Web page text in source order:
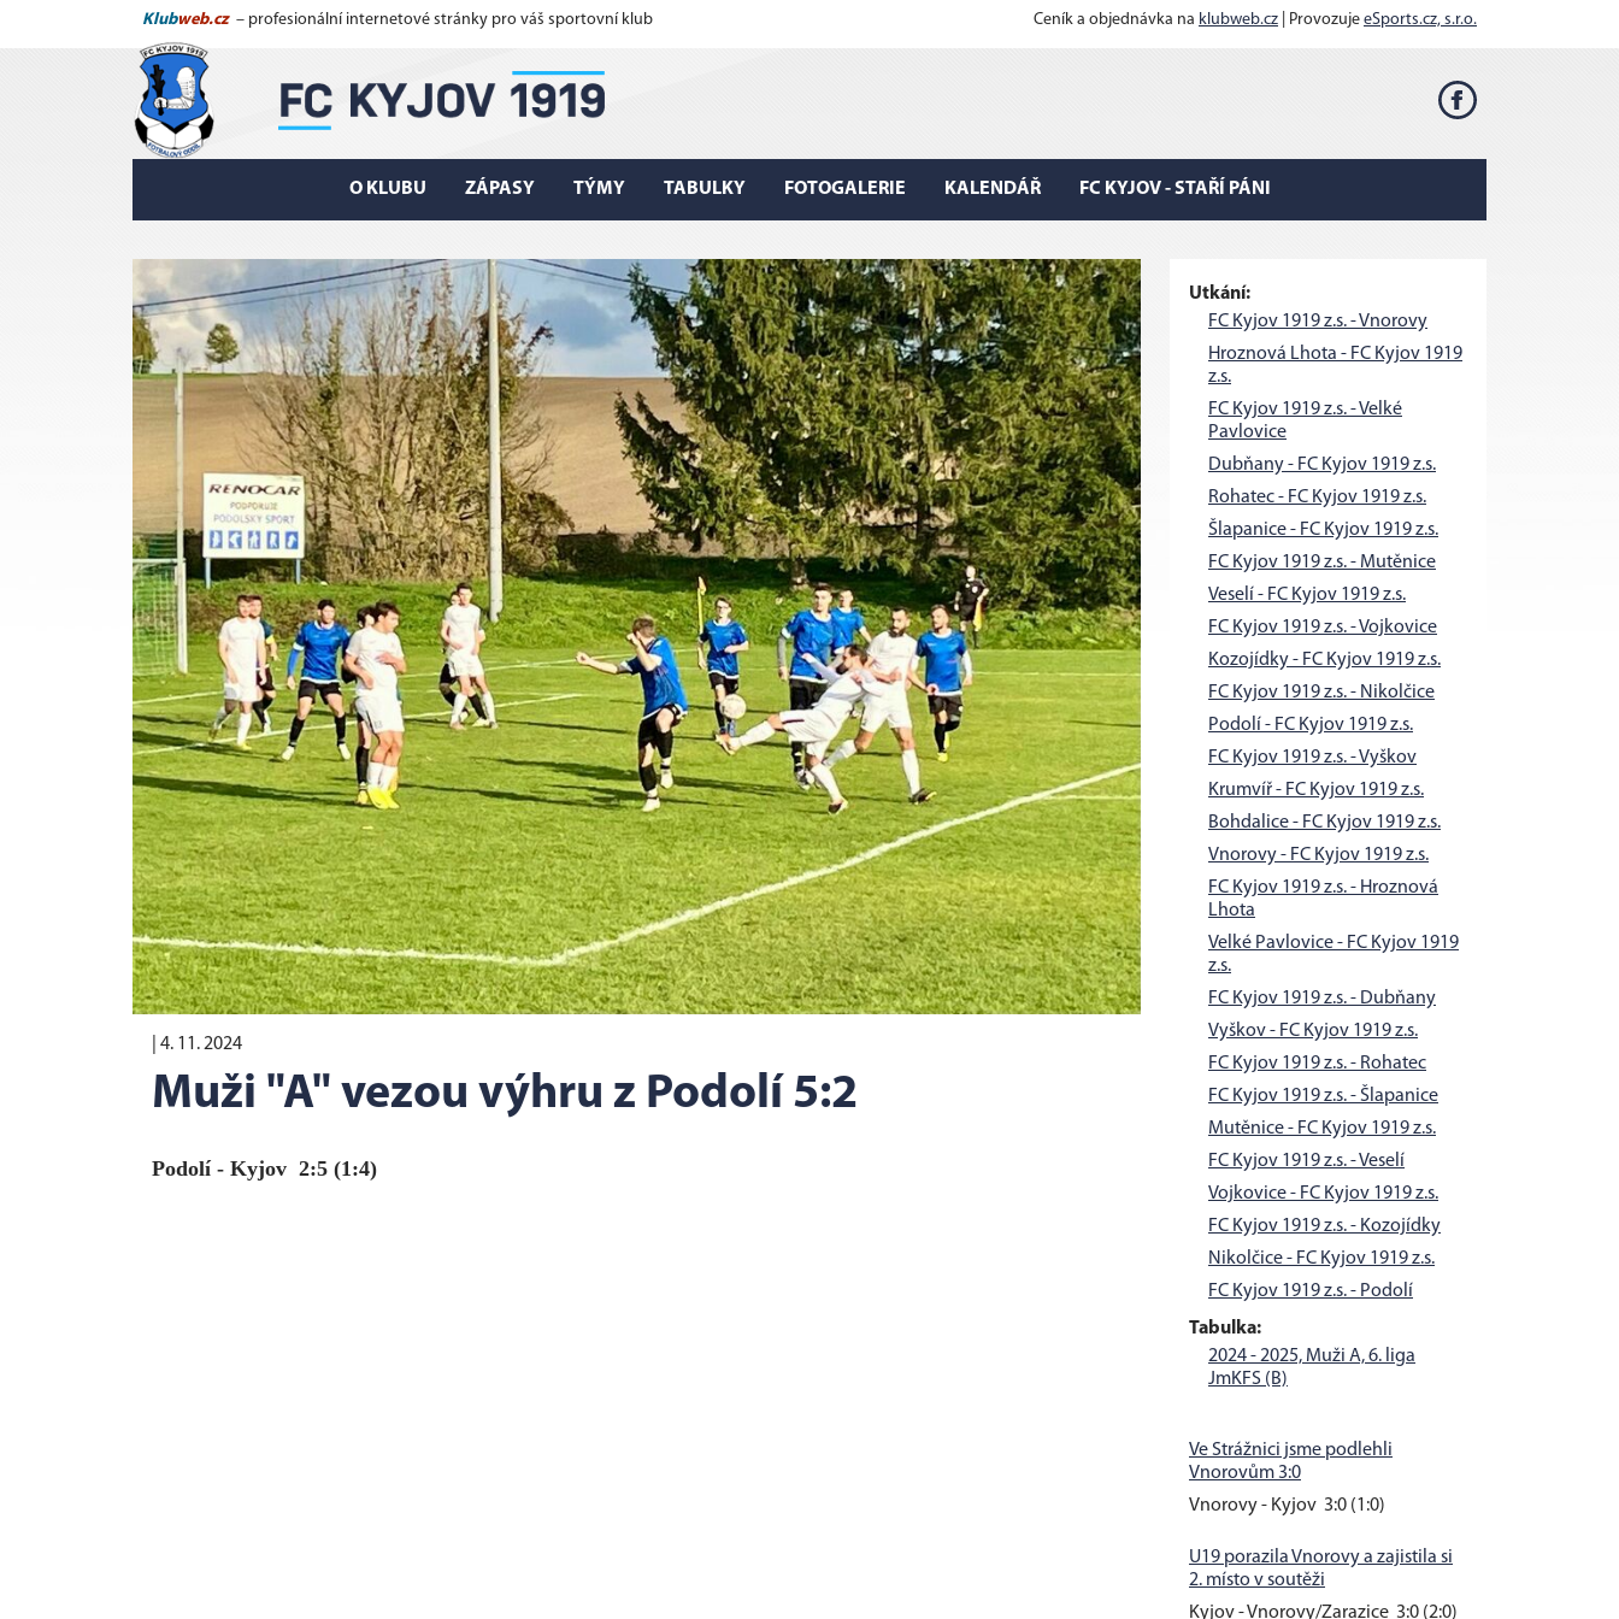
Klubweb.cz – profesionální internetové stránky pro váš sportovní klub Ceník a objednávka na klubweb.cz | Provozuje eSports.cz, s.r.o.
O KLUBU ZÁPASY TÝMY TABULKY FOTOGALERIE KALENDÁŘ FC KYJOV - STAŘÍ PÁNI
4. 11. 2024
Muži "A" vezou výhru z Podolí 5:2
Podolí - Kyjov 2:5 (1:4)
Utkání:
FC Kyjov 1919 z.s. - Vnorovy
Hroznová Lhota - FC Kyjov 1919
z.s.
FC Kyjov 1919 z.s. - Velké
Pavlovice
Dubňany - FC Kyjov 1919 z.s.
Rohatec - FC Kyjov 1919 z.s.
Šlapanice - FC Kyjov 1919 z.s.
FC Kyjov 1919 z.s. - Mutěnice
Veselí - FC Kyjov 1919 z.s.
FC Kyjov 1919 z.s. - Vojkovice
Kozojídky - FC Kyjov 1919 z.s.
FC Kyjov 1919 z.s. - Nikolčice
Podolí - FC Kyjov 1919 z.s.
FC Kyjov 1919 z.s. - Vyškov
Krumvíř - FC Kyjov 1919 z.s.
Bohdalice - FC Kyjov 1919 z.s.
Vnorovy - FC Kyjov 1919 z.s.
FC Kyjov 1919 z.s. - Hroznová
Lhota
Velké Pavlovice - FC Kyjov 1919
z.s.
FC Kyjov 1919 z.s. - Dubňany
Vyškov - FC Kyjov 1919 z.s.
FC Kyjov 1919 z.s. - Rohatec
FC Kyjov 1919 z.s. - Šlapanice
Mutěnice - FC Kyjov 1919 z.s.
FC Kyjov 1919 z.s. - Veselí
Vojkovice - FC Kyjov 1919 z.s.
FC Kyjov 1919 z.s. - Kozojídky
Nikolčice - FC Kyjov 1919 z.s.
FC Kyjov 1919 z.s. - Podolí
Tabulka:
2024 - 2025, Muži A, 6. liga
JmKFS (B)
Ve Strážnici jsme podlehli
Vnorovům 3:0
Vnorovy - Kyjov 3:0 (1:0)
U19 porazila Vnorovy a zajistila si
2. místo v soutěži
Kyjov - Vnorovy/Zarazice 3:0 (2:0)